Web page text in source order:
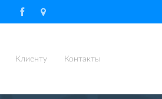
Клиенту Контакты